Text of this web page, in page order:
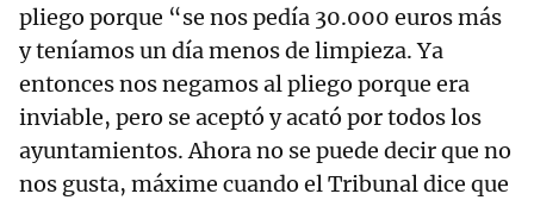
pliego porque “se nos pedía 30.000 euros más
y teníamos un día menos de limpieza. Ya
entonces nos negamos al pliego porque era
inviable, pero se aceptó y acató por todos los
ayuntamientos. Ahora no se puede decir que no
nos gusta, máxime cuando el Tribunal dice que